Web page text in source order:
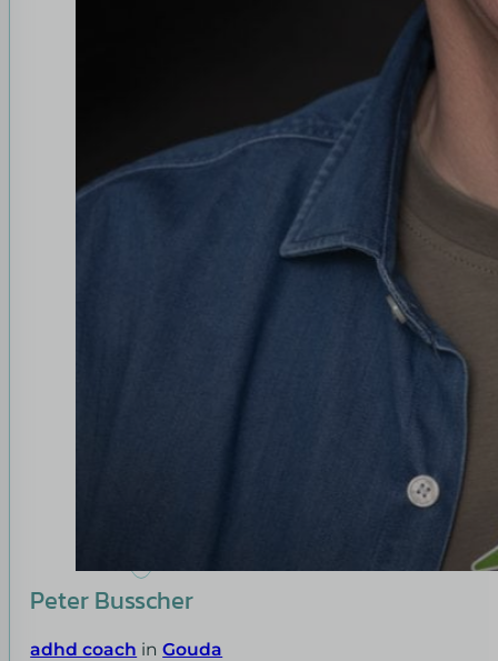
Peter Busscher
adhd coach inGouda